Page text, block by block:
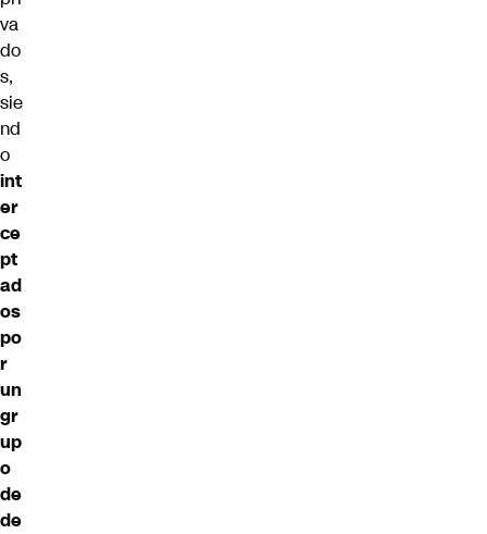
va
do
s,
sie
nd
o
int
er
ce
pt
ad
os
po
r
un
gr
up
o
de
de